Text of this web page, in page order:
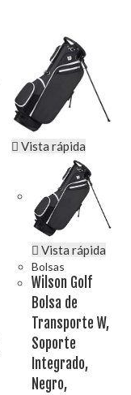
Vista rápida
Vista rápida
Bolsas
Wilson Golf
Bolsa de
Transporte W,
Soporte
Integrado,
Negro,